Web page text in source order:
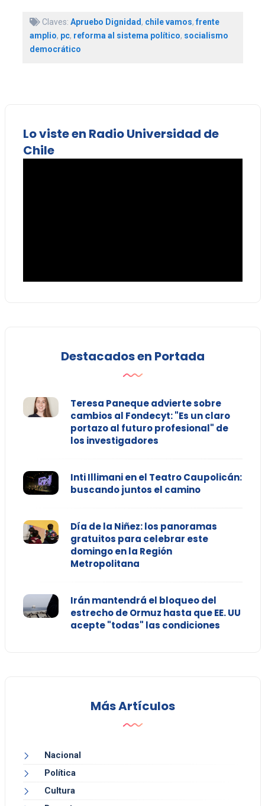
Claves: Apruebo Dignidad, chile vamos,frente
amplio, pc, reforma al sistema político, socialismo
democrático
Lo viste en Radio Universidad de
Chile
Destacados en Portada
Teresa Paneque advierte sobre
cambios al Fondecyt: "Es un claro
portazo al futuro profesional" de
los investigadores
Inti Illimani en el Teatro Caupolicán:
buscando juntos el camino
Día de la Niñez: los panoramas
gratuitos para celebrar este
domingo en la Región
Metropolitana
Irán mantendrá el bloqueo del
estrecho de Ormuz hasta que EE. UU
acepte "todas" las condiciones
Más Artículos
Nacional
Política
Cultura